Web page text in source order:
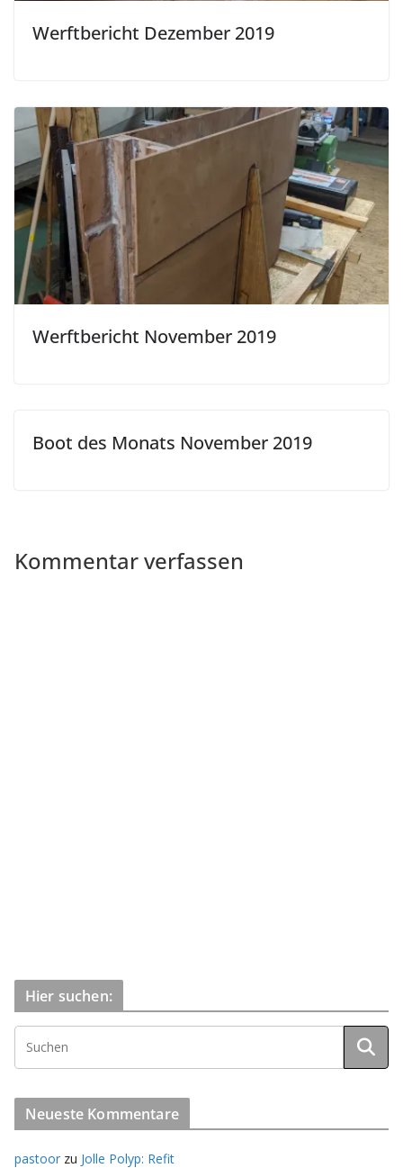
Werftbericht Dezember 2019
Werftbericht November 2019
Boot des Monats November 2019
Kommentar verfassen
Hier suchen:
Neueste Kommentare
pastoor zu Jolle Polyp: Refit